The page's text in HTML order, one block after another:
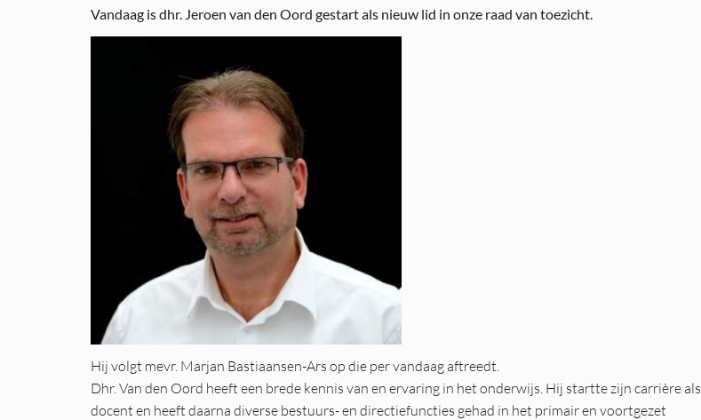
Vandaag isdhr. Jeroen van den Oord gestart als nieuw lid in onze raad van toezicht.
Hij volgt mevr. Marjan Bastiaansen-Ars op die per vandaag aftreedt.
Dhr. Van den Oord heeft een brede kennis van en ervaring in het onderwijs. Hij startte zijn carrière als
docent en heeft daarna diverse bestuurs- en directiefuncties gehad in het primair en voortgezet